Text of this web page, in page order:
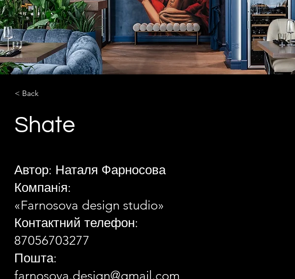
< Back
Shate
Автор: Наталя Фарносова
Компанiя:
«Farnosova design studio»
Контактний телефон:
87056703277
Пошта:
farnosova.design@gmail.com